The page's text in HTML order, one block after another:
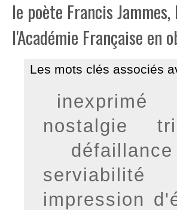
le poète Francis
l'Académie Française en
Les mots clés associés
inexprimé
nostalgie
défaillance
serviabilité
impression